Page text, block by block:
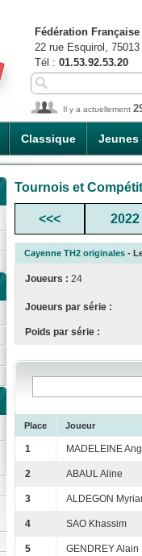
Classique Jeunes
Fédération
22 rue Esquirol,
Tél : 01.53.92.53.20
Il y a actuellement
Tournois et
<<< 2022
Cayenne TH2 originales -
Joueurs : 24
Joueurs par série :
Poids par série :
Place Joueur
1 MADELEINE
2 ABAUL Aline
3 ALDEGON
4 SAO Khassim
5 GENDREY Alain